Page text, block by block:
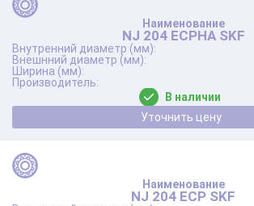
NJ 204 ECPHA SKF
В наличии
Уточнить цену
NJ 204 ECP SKF